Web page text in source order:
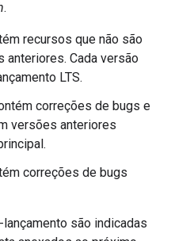
.
recursos que não são
Cada versão
LTS.
correções de bugs e
versões anteriores
correções de bugs
são indicadas